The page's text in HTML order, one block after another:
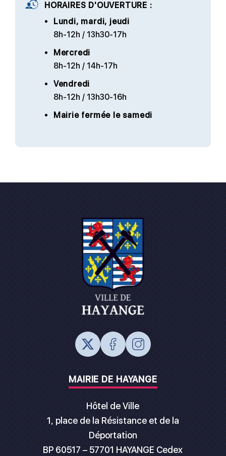
HORAIRES D'OUVERTURE :
Lundi, mardi, jeudi
8h-12h / 13h30-17h
Mercredi
8h-12h / 14h-17h
Vendredi
8h-12h / 13h30-16h
Mairie fermée le samedi
MAIRIE DE HAYANGE
Hôtel de Ville
1, place de la Résistance et de la
Déportation
BP 60517 – 57701 HAYANGE Cedex